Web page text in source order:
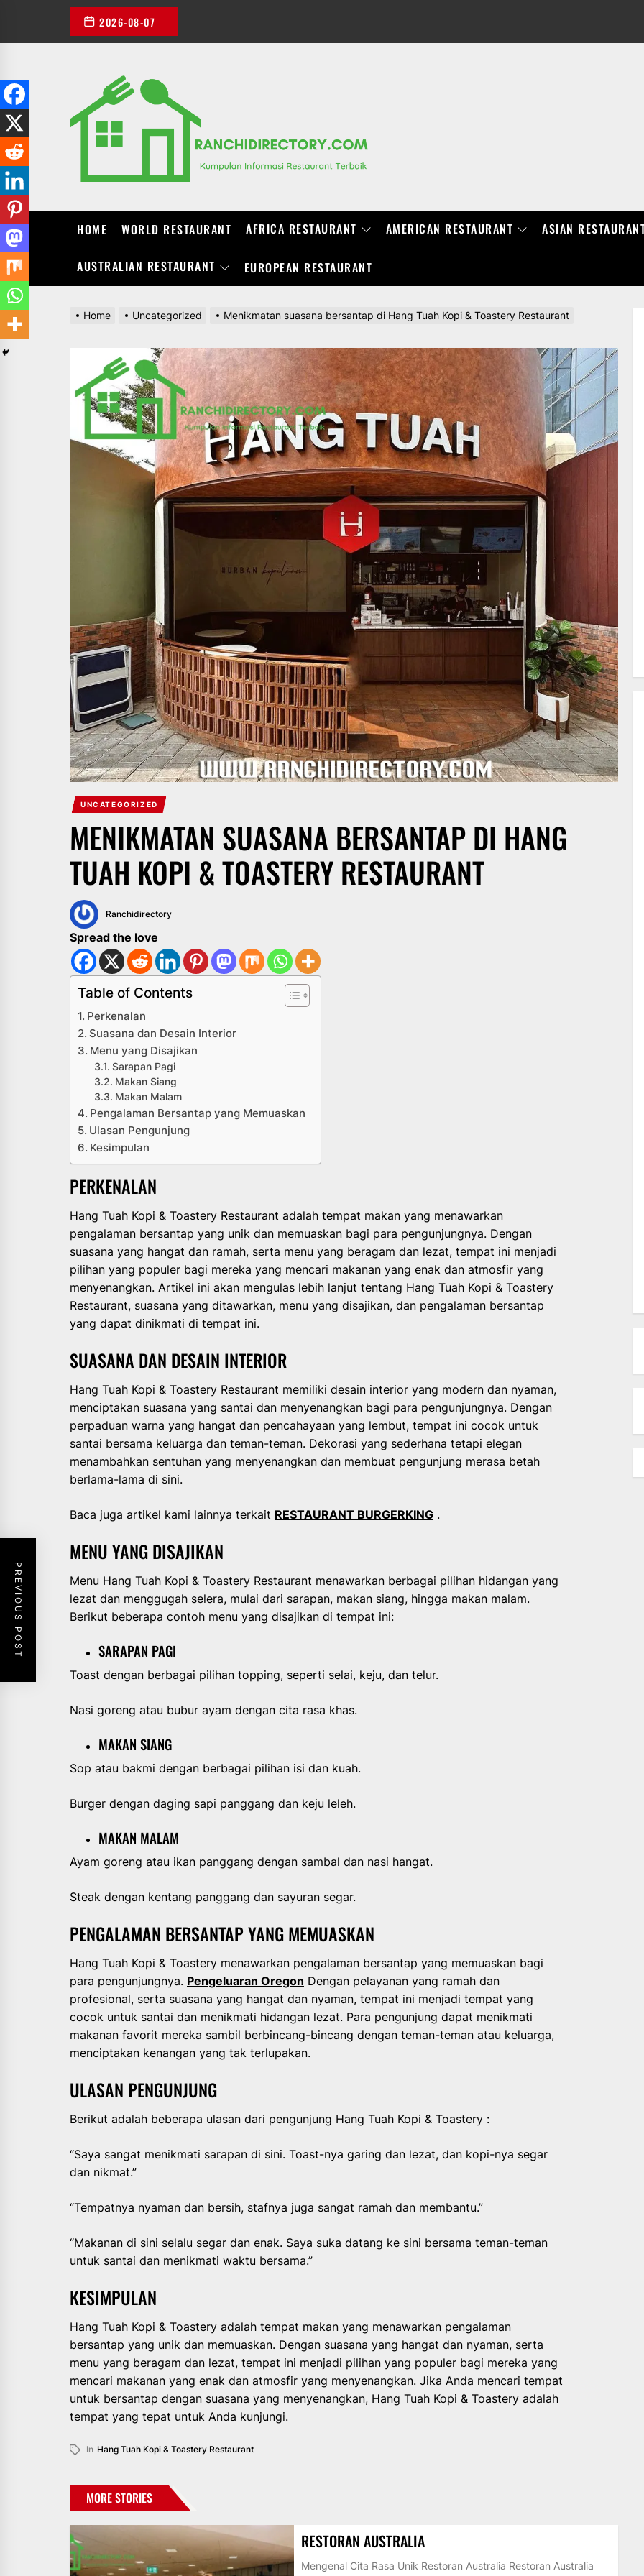
the
2026-08-07
HOME WORLD RESTAURANT AFRICA RESTAURANT AMERICAN RESTAURANT ASIAN
AUSTRALIAN RESTAURANT EUROPEAN RESTAURANT
Home Uncategorized Menikmatan suasana bersantap di Hang Tuah Kopi & Toastery Restaurant
UNCATEGORIZED
MENIKMATAN SUASANA BERSANTAP DI HANG
TUAH KOPI & TOASTERY RESTAURANT
Ranchidirectory
Spread the love
Table of Contents
Perkenalan
Suasana dan Desain Interior
Menu yang Disajikan
Sarapan Pagi
Makan Siang
Makan Malam
Pengalaman Bersantap yang Memuaskan
Ulasan Pengunjung
Kesimpulan
PERKENALAN
Hang Tuah Kopi & Toastery Restaurant adalah tempat makan yang menawarkan
pengalaman bersantap yang unik dan memuaskan bagi para pengunjungnya. Dengan
suasana yang hangat dan ramah, serta menu yang beragam dan lezat, tempat ini menjadi
pilihan yang populer bagi mereka yang mencari makanan yang enak dan atmosfir yang
menyenangkan. Artikel ini akan mengulas lebih lanjut tentang Hang Tuah Kopi & Toastery
Restaurant, suasana yang ditawarkan, menu yang disajikan, dan pengalaman bersantap
yang dapat dinikmati di tempat ini.
SUASANA DAN DESAIN INTERIOR
Hang Tuah Kopi & Toastery Restaurant memiliki desain interior yang modern dan nyaman,
menciptakan suasana yang santai dan menyenangkan bagi para pengunjungnya. Dengan
perpaduan warna yang hangat dan pencahayaan yang lembut, tempat ini cocok untuk
santai bersama keluarga dan teman-teman. Dekorasi yang sederhana tetapi elegan
menambahkan sentuhan yang menyenangkan dan membuat pengunjung merasa betah
berlama-lama di sini.
Baca juga artikel kami lainnya terkait RESTAURANT BURGERKING .
MENU YANG DISAJIKAN
Menu Hang Tuah Kopi & Toastery Restaurant menawarkan berbagai pilihan hidangan yang
lezat dan menggugah selera, mulai dari sarapan, makan siang, hingga makan malam.
Berikut beberapa contoh menu yang disajikan di tempat ini:
SARAPAN PAGI
Toast dengan berbagai pilihan topping, seperti selai, keju, dan telur.
Nasi goreng atau bubur ayam dengan cita rasa khas.
MAKAN SIANG
Sop atau bakmi dengan berbagai pilihan isi dan kuah.
Burger dengan daging sapi panggang dan keju leleh.
MAKAN MALAM
Ayam goreng atau ikan panggang dengan sambal dan nasi hangat.
Steak dengan kentang panggang dan sayuran segar.
PENGALAMAN BERSANTAP YANG MEMUASKAN
Hang Tuah Kopi & Toastery menawarkan pengalaman bersantap yang memuaskan bagi
para pengunjungnya. Pengeluaran Oregon Dengan pelayanan yang ramah dan
profesional, serta suasana yang hangat dan nyaman, tempat ini menjadi tempat yang
cocok untuk santai dan menikmati hidangan lezat. Para pengunjung dapat menikmati
makanan favorit mereka sambil berbincang-bincang dengan teman-teman atau keluarga,
menciptakan kenangan yang tak terlupakan.
ULASAN PENGUNJUNG
Berikut adalah beberapa ulasan dari pengunjung Hang Tuah Kopi & Toastery :
“Saya sangat menikmati sarapan di sini. Toast-nya garing dan lezat, dan kopi-nya segar
dan nikmat.”
“Tempatnya nyaman dan bersih, stafnya juga sangat ramah dan membantu.”
“Makanan di sini selalu segar dan enak. Saya suka datang ke sini bersama teman-teman
untuk santai dan menikmati waktu bersama.”
KESIMPULAN
Hang Tuah Kopi & Toastery adalah tempat makan yang menawarkan pengalaman
bersantap yang unik dan memuaskan. Dengan suasana yang hangat dan nyaman, serta
menu yang beragam dan lezat, tempat ini menjadi pilihan yang populer bagi mereka yang
mencari makanan yang enak dan atmosfir yang menyenangkan. Jika Anda mencari tempat
untuk bersantap dengan suasana yang menyenangkan, Hang Tuah Kopi & Toastery adalah
tempat yang tepat untuk Anda kunjungi.
In Hang Tuah Kopi & Toastery Restaurant
PREVIOUS POST
MORE STORIES
RESTORAN AUSTRALIA
Mengenal Cita Rasa Unik Restoran Australia Restoran Australia